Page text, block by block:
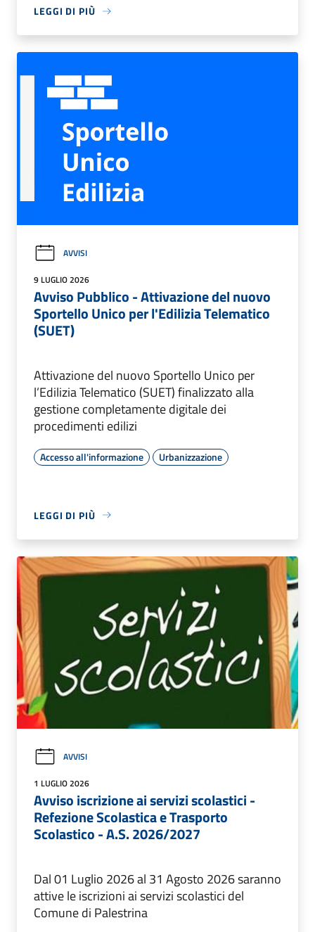
LEGGI DI PIÙ
AVVISI
9 LUGLIO 2026
Avviso Pubblico - Attivazione del nuovo
Sportello Unico per l'Edilizia Telematico
(SUET)
Attivazione del nuovo Sportello Unico per
l’Edilizia Telematico (SUET) finalizzato alla
gestione completamente digitale dei
procedimenti edilizi
Accesso all'informazione Urbanizzazione
LEGGI DI PIÙ
AVVISI
1 LUGLIO 2026
Avviso iscrizione ai servizi scolastici -
Refezione Scolastica e Trasporto
Scolastico - A.S. 2026/2027
Dal 01 Luglio 2026 al 31 Agosto 2026 saranno
attive le iscrizioni ai servizi scolastici del
Comune di Palestrina